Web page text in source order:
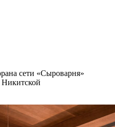
сети «Сыроварня»